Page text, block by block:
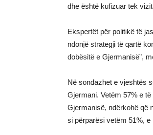
dhe është kufizuar tek
Ekspertët për politikë të
ndonjë strategji të qartë
dobësitë e Gjermanisë”,
Në sondazhet e vjeshtës
Gjermani. Vetëm 57% e
Gjermanisë, ndërkohë që
si përparësi vetëm 51%,